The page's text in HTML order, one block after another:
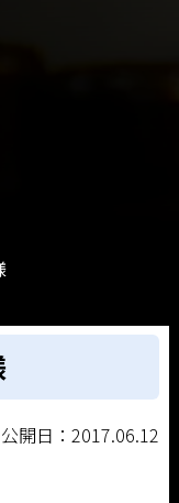
公開日：2017.06.12